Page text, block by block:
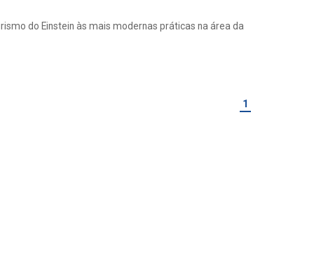
do Einstein às mais modernas práticas na área da
1